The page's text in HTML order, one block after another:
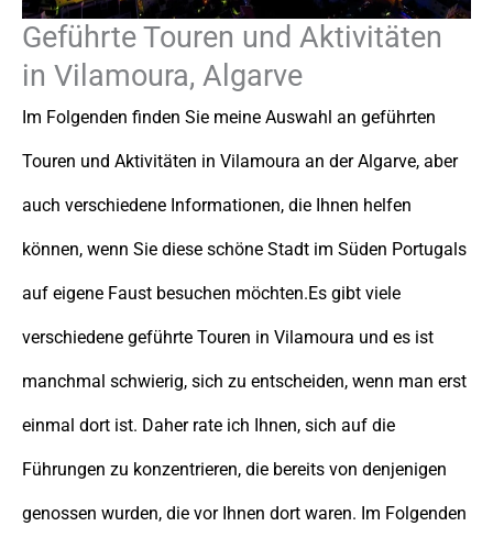
Geführte Touren und Aktivitäten
in Vilamoura, Algarve
Im Folgenden finden Sie meine Auswahl an geführten
Touren und Aktivitäten in Vilamoura an der Algarve, aber
auch verschiedene Informationen, die Ihnen helfen
können, wenn Sie diese schöne Stadt im Süden Portugals
auf eigene Faust besuchen möchten.Es gibt viele
verschiedene geführte Touren in Vilamoura und es ist
manchmal schwierig, sich zu entscheiden, wenn man erst
einmal dort ist. Daher rate ich Ihnen, sich auf die
Führungen zu konzentrieren, die bereits von denjenigen
genossen wurden, die vor Ihnen dort waren. Im Folgenden